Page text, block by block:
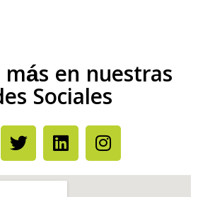
más en nuestras
Sociales